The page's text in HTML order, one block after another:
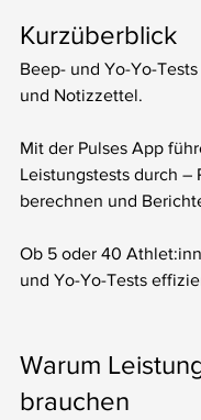
Kurzüberblick
Beep- und Yo-Yo-
und Notizzettel.
Mit der Pulses App
Leistungstests durch –
berechnen und
Ob 5 oder 40
und Yo-Yo-Tests
Warum
brauchen